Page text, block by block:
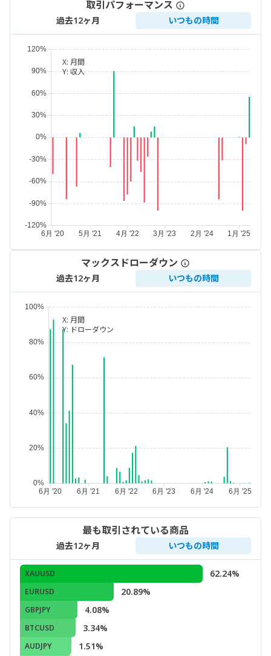
取引パフォーマンス
過去12ヶ月 いつもの時間
X: 月間
Y:収入
マックスドローダウン
過去12ヶ月 いつもの時間
X: 月間
Y: ドローダウン
最も取引されている商品
過去12ヶ月 いつもの時間
XAUUSD 62.24%
EURUSD 20.89%
GBPJPY 4.08%
BTCUSD 3.34%
AUDJPY 1.51%